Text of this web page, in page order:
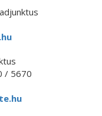
/ 5670